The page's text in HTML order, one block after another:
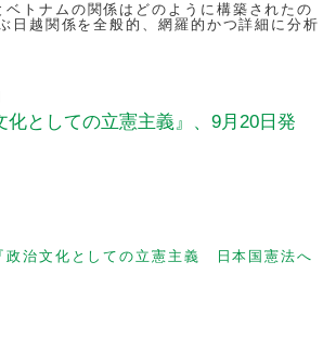
ベトナムの関係はどのように構築されたの
日越関係を全般的、網羅的かつ詳細に分析
化としての立憲主義』、9月20日発
政治文化としての立憲主義 日本国憲法へ